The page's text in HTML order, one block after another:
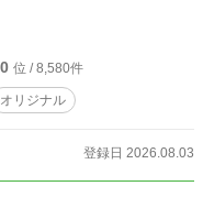
位 / 8,580件
オリジナル
登録日 2026.08.03